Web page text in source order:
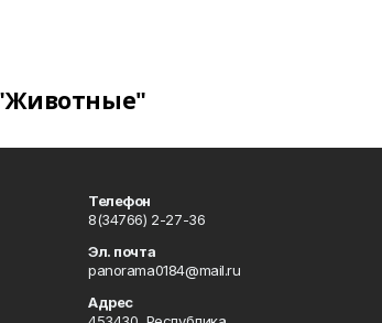
Телефон
8(34766) 2-27-36
Эл. почта
panorama0184@mail.ru
Адрес